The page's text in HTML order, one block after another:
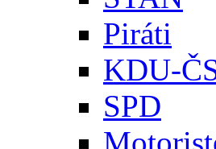
Piráti
KDU-
SPD